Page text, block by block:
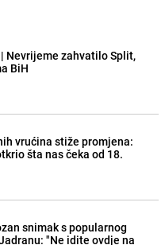
Nevrijeme zahvatilo Split,
BiH
vrućina stiže promjena:
šta nas čeka od 18.
snimak s popularnog
"Ne idite ovdje na